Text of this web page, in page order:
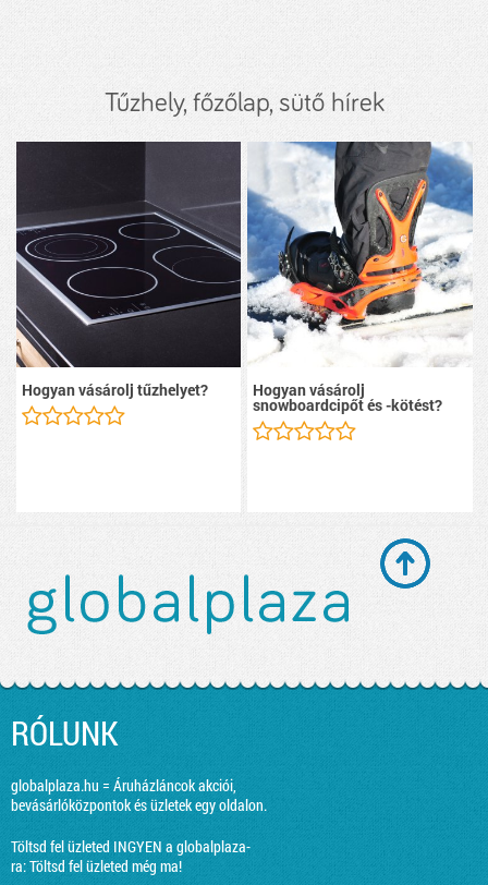
Tűzhely, főzőlap, sütő hírek
Hogyan vásárolj tűzhelyet? Hogyan vásárolj
snowboardcipőt és -kötést?
RÓLUNK
globalplaza.hu = Áruházláncok akciói,
bevásárlóközpontok és üzletek egy oldalon.
Töltsd fel üzleted INGYEN a globalplaza-
ra:Töltsd fel üzleted még ma!